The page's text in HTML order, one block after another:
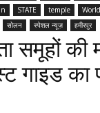
STATE temple World
सोलन स्पेशल न्यूज़ हमीरपुर
समूहों की
गाइड का